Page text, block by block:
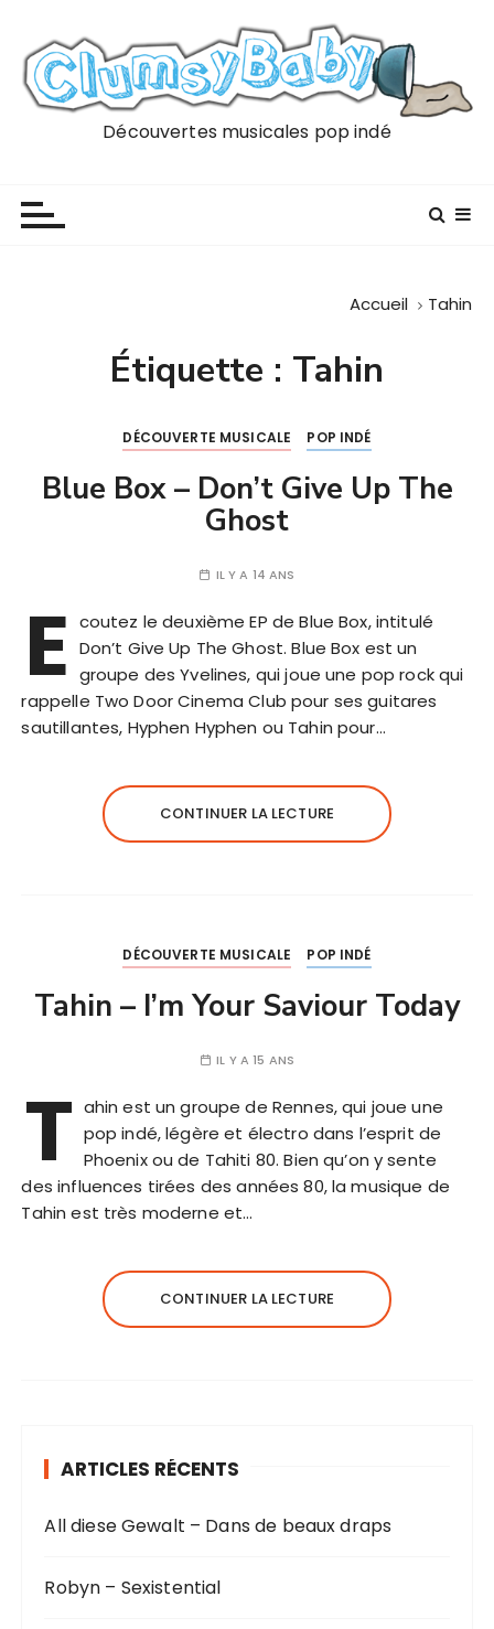
Découvertes musicales pop indé
Accueil Tahin
Étiquette : Tahin
DÉCOUVERTE MUSICALE POP INDÉ
Blue Box – Don’t Give Up The
Ghost
IL Y A 14 ANS
E coutez le deuxième EP de Blue Box, intitulé
Don’t Give Up The Ghost. Blue Box est un
groupe des Yvelines, qui joue une pop rock qui
rappelle Two Door Cinema Club pour ses guitares
sautillantes, Hyphen Hyphen ou Tahin pour…
CONTINUER LA LECTURE
DÉCOUVERTE MUSICALE POP INDÉ
Tahin – I’m Your Saviour Today
IL Y A 15 ANS
T ahin est un groupe de Rennes, qui joue une
pop indé, légère et électro dans l’esprit de
Phoenix ou de Tahiti 80. Bien qu’on y sente
des influences tirées des années 80, la musique de
Tahin est très moderne et…
CONTINUER LA LECTURE
ARTICLES RÉCENTS
All diese Gewalt – Dans de beaux draps
Robyn – Sexistential